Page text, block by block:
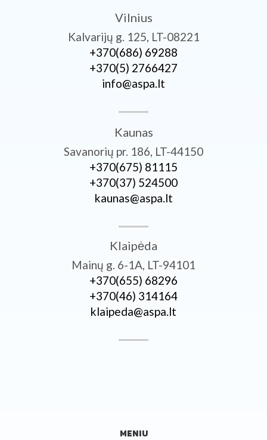
Vilnius
Kalvarijų g. 125, LT-08221
+370­(686) 69288
+370­(5) 2766427
info@aspa.lt
Kaunas
Savanorių pr. 186, LT-44150
+370­(675) 81115
+370­(37) 524500
kaunas@aspa.lt
Klaipėda
Mainų g. 6-1A, LT-94101
+370­(655) 68296
+370­(46) 314164
klaipeda@aspa.lt
MENIU